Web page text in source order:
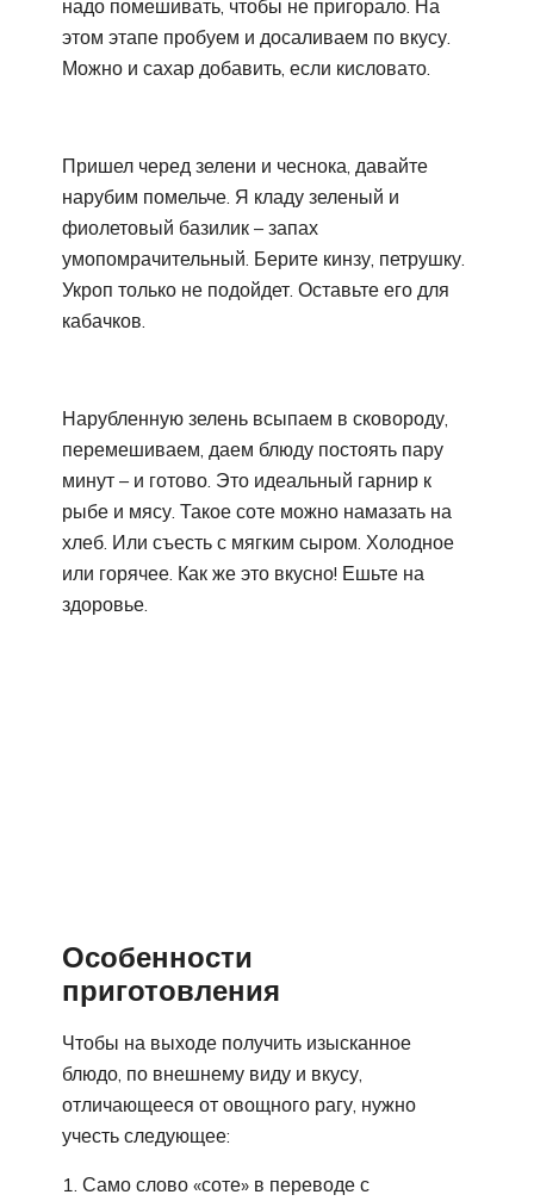
надо помешивать, чтобы не пригорало. На
этом этапе пробуем и досаливаем по вкусу.
Можно и сахар добавить, если кисловато.
Пришел черед зелени и чеснока, давайте
нарубим помельче. Я кладу зеленый и
фиолетовый базилик – запах
умопомрачительный. Берите кинзу, петрушку.
Укроп только не подойдет. Оставьте его для
кабачков.
Нарубленную зелень всыпаем в сковороду,
перемешиваем, даем блюду постоять пару
минут – и готово. Это идеальный гарнир к
рыбе и мясу. Такое соте можно намазать на
хлеб. Или съесть с мягким сыром. Холодное
или горячее. Как же это вкусно! Ешьте на
здоровье.
Особенности
приготовления
Чтобы на выходе получить изысканное
блюдо, по внешнему виду и вкусу,
отличающееся от овощного рагу, нужно
учесть следующее:
Само слово «соте» в переводе с